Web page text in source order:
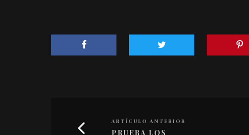
ARTÍCULO ANTERIOR
PRUEBA LOS